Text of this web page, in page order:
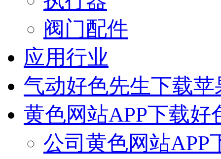
阀门配件
应用行业
气动好色先生下载
黄色网站APP下载好
公司黄色网站APP